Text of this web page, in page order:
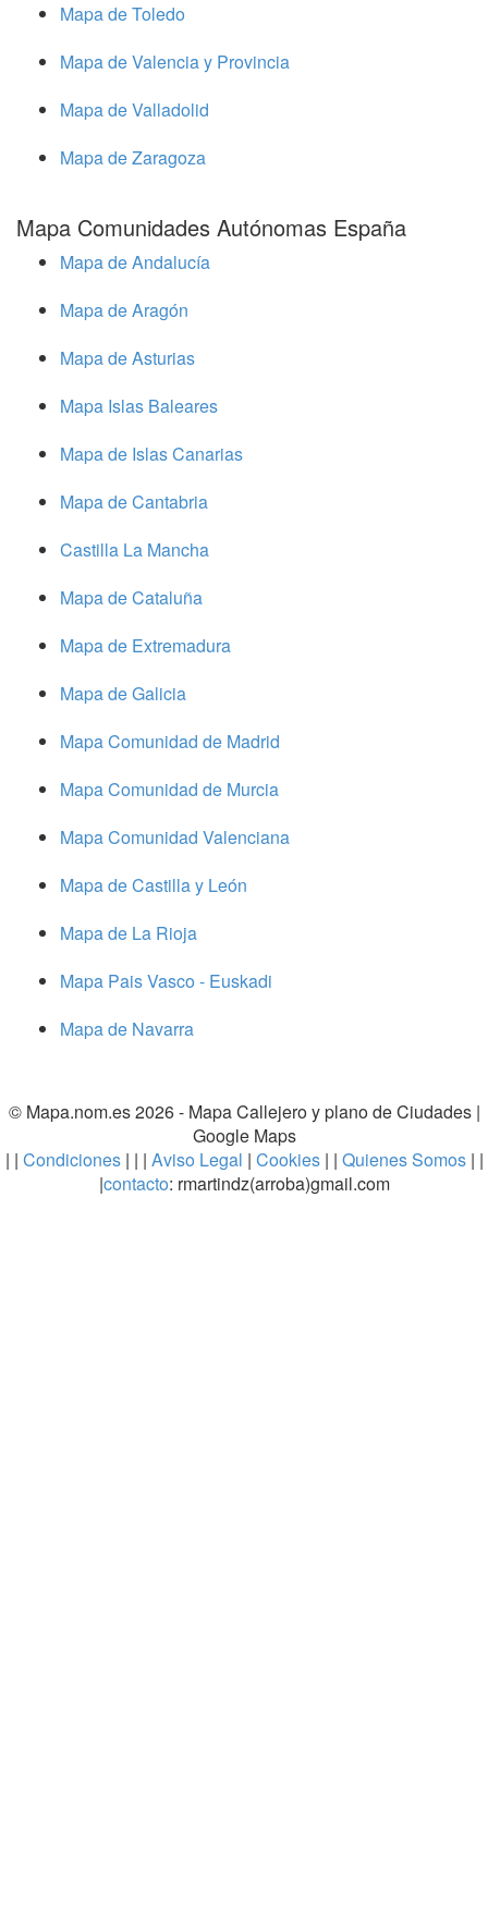
Mapa de Toledo
Mapa de Valencia y Provincia
Mapa de Valladolid
Mapa de Zaragoza
Mapa Comunidades Autónomas España
Mapa de Andalucía
Mapa de Aragón
Mapa de Asturias
Mapa Islas Baleares
Mapa de Islas Canarias
Mapa de Cantabria
Castilla La Mancha
Mapa de Cataluña
Mapa de Extremadura
Mapa de Galicia
Mapa Comunidad de Madrid
Mapa Comunidad de Murcia
Mapa Comunidad Valenciana
Mapa de Castilla y León
Mapa de La Rioja
Mapa Pais Vasco - Euskadi
Mapa de Navarra
© Mapa.nom.es 2026 - Mapa Callejero y plano de Ciudades|
Google Maps
| | Condiciones| | | Aviso Legal | Cookies | | Quienes Somos | |
|contacto: rmartindz(arroba)gmail.com